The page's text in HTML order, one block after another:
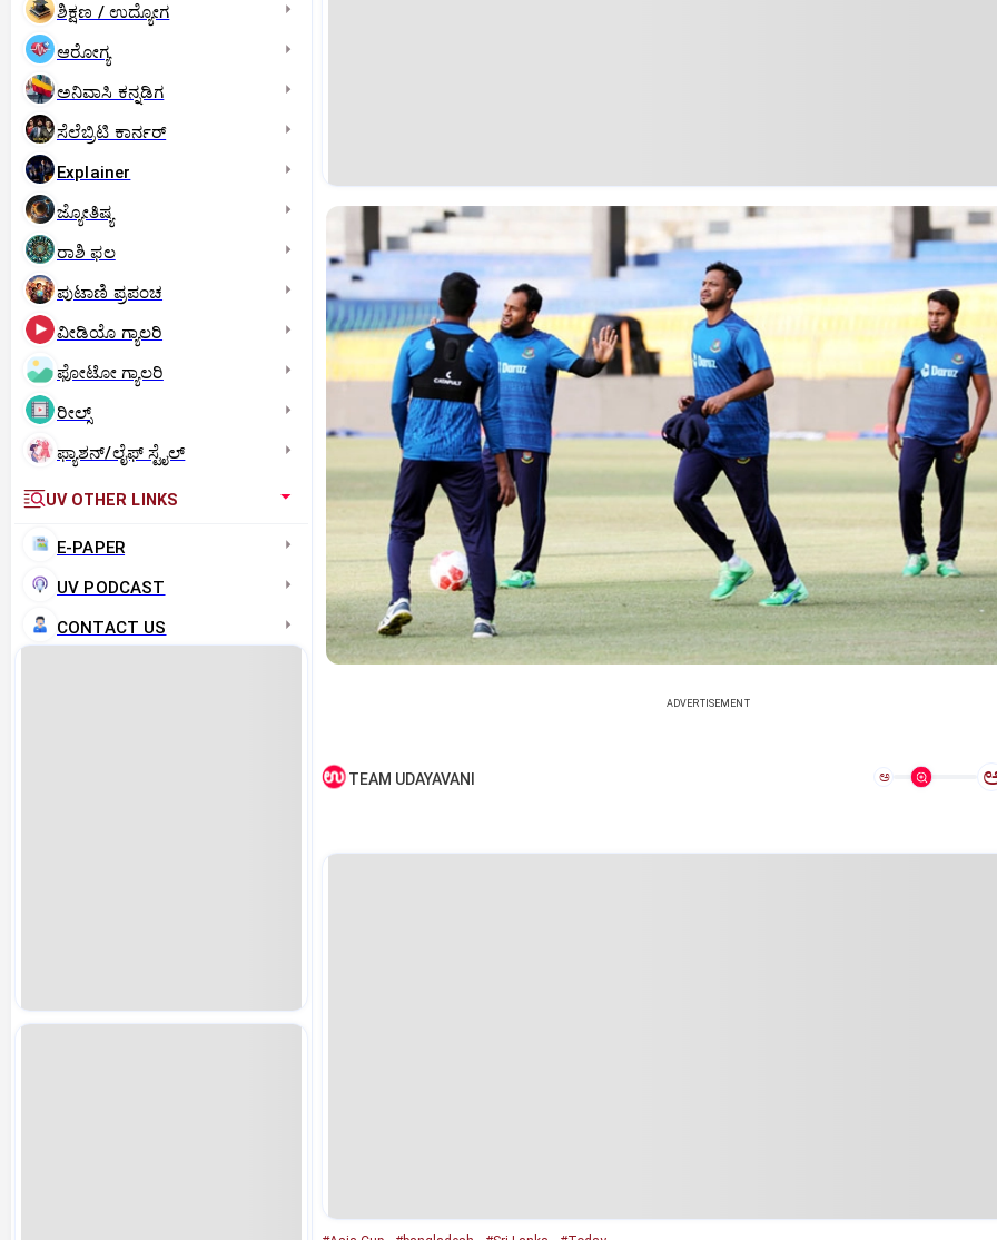
ಶಿಕ್ಷಣ / ಉದ್ಯೋಗ
ಆರೋಗ್ಯ
ಅನಿವಾಸಿ ಕನ್ನಡಿಗ
ಸೆಲೆಬ್ರಿಟಿ ಕಾರ್ನರ್‌
Explainer
ಜ್ಯೋತಿಷ್ಯ
ರಾಶಿ ಫಲ
ಪುಟಾಣಿ ಪ್ರಪಂಚ
ವೀಡಿಯೊ ಗ್ಯಾಲರಿ
ಫೋಟೋ ಗ್ಯಾಲರಿ
ರೀಲ್ಸ್
ಫ್ಯಾಶನ್/ಲೈಫ್‌ ಸ್ಟೈಲ್
UV OTHER LINKS
E-PAPER
UV PODCAST
CONTACT US
ADVERTISEMENT
TEAM UDAYAVANI ಅ